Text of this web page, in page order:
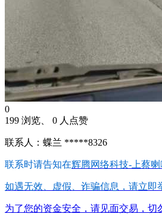
0
199 浏览、 0 人点赞
联系人：蝶兰 *****8326
联系时请告知在辉腾网络科技-上蔡喇
如遇无效、虚假、诈骗信息，请立即
为了您的资金安全，请见面交易，切